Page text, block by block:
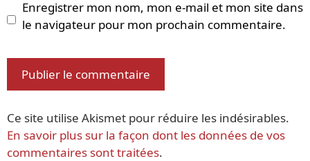
Enregistrer mon nom, mon e-mail et mon site dans
le navigateur pour mon prochain commentaire.
Ce site utilise Akismet pour réduire les indésirables.
En savoir plus sur la façon dont les données de vos
commentaires sont traitées.